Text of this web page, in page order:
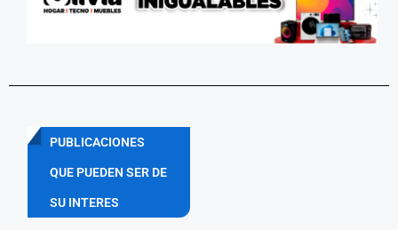
PUBLICACIONES
QUE PUEDEN SER DE
SU INTERES